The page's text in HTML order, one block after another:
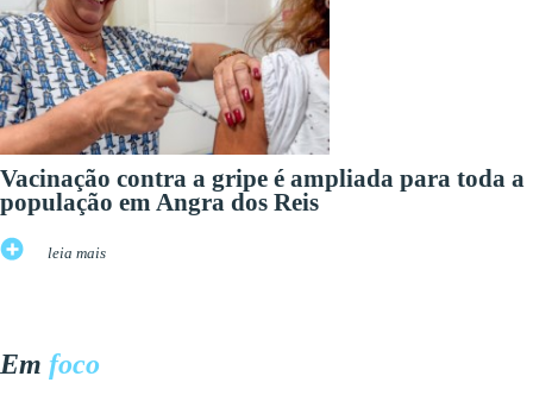
Vacinação contra a gripe é ampliada para toda a
população em Angra dos Reis
leia mais
Em foco